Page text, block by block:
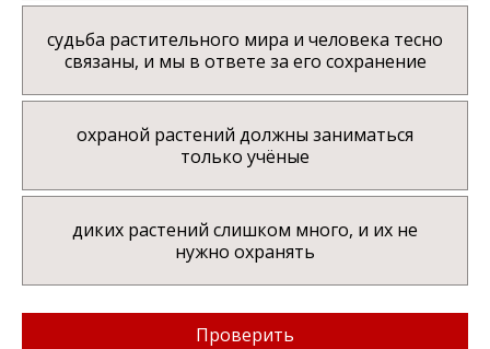
судьба растительного мира и человека тесно
связаны, и мы в ответе за его сохранение
охраной растений должны заниматься
только учёные
диких растений слишком много, и их не
нужно охранять
Проверить